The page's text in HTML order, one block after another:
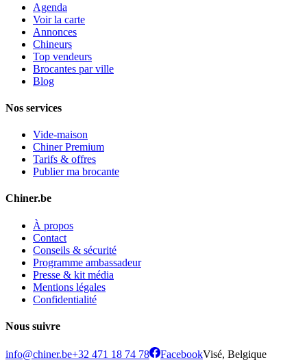
Agenda
Voir la carte
Annonces
Chineurs
Top vendeurs
Brocantes par ville
Blog
Nos services
Vide-maison
Chiner Premium
Tarifs & offres
Publier ma brocante
Chiner.be
À propos
Contact
Conseils & sécurité
Programme ambassadeur
Presse & kit média
Mentions légales
Confidentialité
Nous suivre
info@chiner.be+32 471 18 74 78 FacebookVisé, Belgique